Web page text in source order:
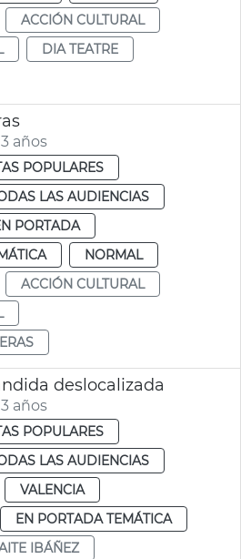
ACCIÓN CULTURAL
DIA TEATRE
años
POPULARES
LAS AUDIENCIAS
PORTADA
NORMAL
ACCIÓN CULTURAL
deslocalizada
años
POPULARES
LAS AUDIENCIAS
VALENCIA
EN PORTADA TEMÁTICA
IBÁÑEZ